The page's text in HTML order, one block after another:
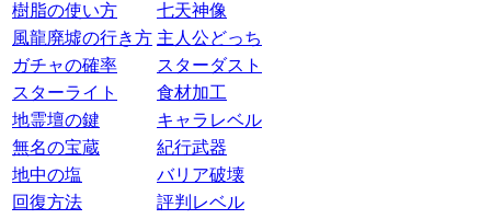
樹脂の使い方
七天神像
風龍廃墟の行き方 主人公どっち
ガチャの確率
スターダスト
スターライト
食材加工
地霊壇の鍵
キャラレベル
無名の宝蔵
紀行武器
地中の塩
バリア破壊
回復方法
評判レベル